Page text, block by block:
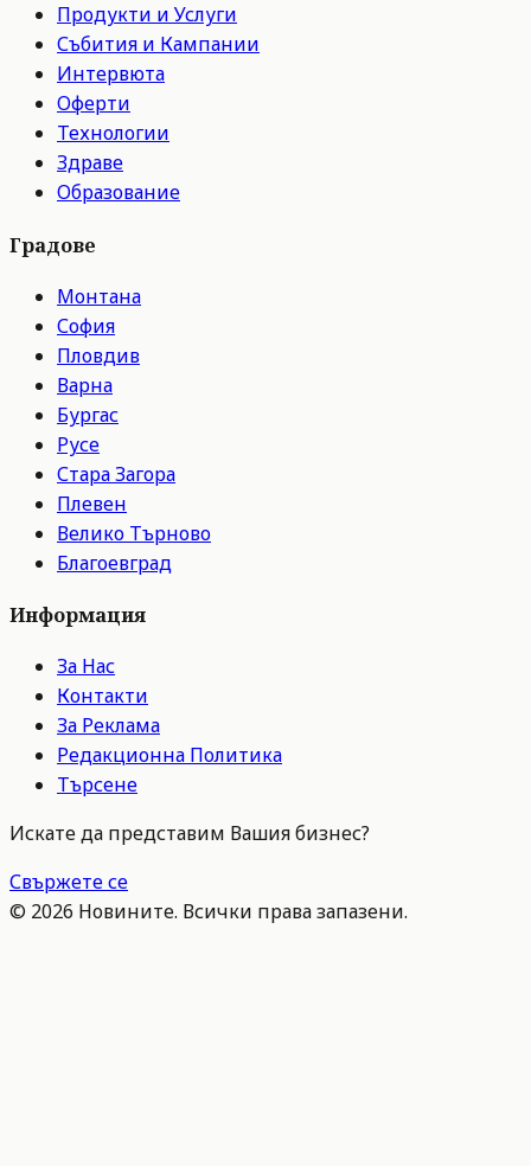
Продукти и Услуги
Събития и Кампании
Интервюта
Оферти
Технологии
Здраве
Образование
Градове
Монтана
София
Пловдив
Варна
Бургас
Русе
Стара Загора
Плевен
Велико Търново
Благоевград
Информация
За Нас
Контакти
За Реклама
Редакционна Политика
Търсене
Искате да представим Вашия бизнес?
Свържете се
© 2026 Новините. Всички права запазени.